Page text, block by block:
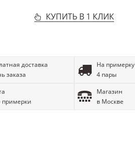
КУПИТЬ В 1 КЛИК
доставка
заказа
На примерку
4 пары
примерки
Магазин
в Москве